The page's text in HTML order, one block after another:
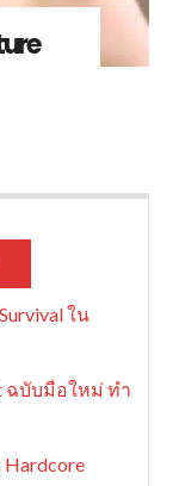
ใน
ฉบับมือใหม่ ทำ
Hardcore